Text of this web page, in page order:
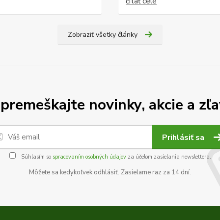
Zobraziť všetky články
novinky, akcie a
Prihlásiť sa
Súhlasím so spracovaním osobných údajovza účelom zasielania newslettera.
Môžete sa kedykoľvek odhlásiť. Zasielame raz za 14 dní.